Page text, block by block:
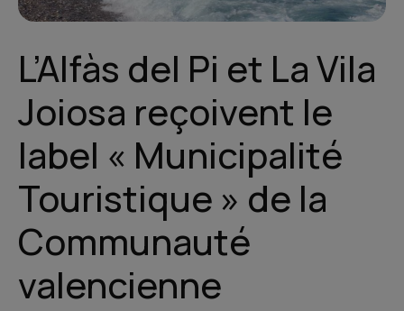
L’Alfàs del Pi et La Vila
Joiosa reçoivent le
label « Municipalité
Touristique » de la
Communauté
valencienne